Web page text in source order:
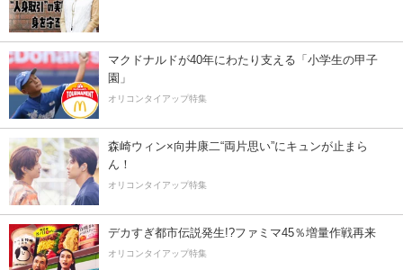
マクドナルドが40年にわたり支える「小学生の甲子
園」
オリコンタイアップ特集
森崎ウィン×向井康二“両片思い”にキュンが止まら
ん！
オリコンタイアップ特集
デカすぎ都市伝説発生!?ファミマ45％増量作戦再来
オリコンタイアップ特集